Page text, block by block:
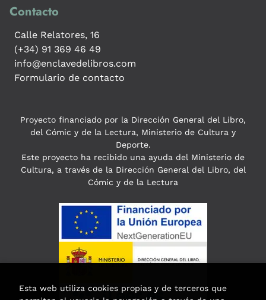
Contacto
Calle Relatores, 16
(+34) 91 369 46 49
info@enclavedelibros.com
Formulario de contacto
Proyecto financiado por la Dirección General del Libro,
del Cómic y de la Lectura, Ministerio de Cultura y
Deporte.
Este proyecto ha recibido una ayuda del Ministerio de
Cultura, a través de la Dirección General del Libro, del
Cómic y de la Lectura
Esta web utiliza cookies propias y de terceros que